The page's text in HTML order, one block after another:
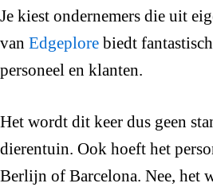
Je kiest ondernemers die uit
van Edgeplore biedt
personeel en klanten.
Het wordt dit keer dus geen
dierentuin. Ook hoeft het
Berlijn of Barcelona. Nee, het